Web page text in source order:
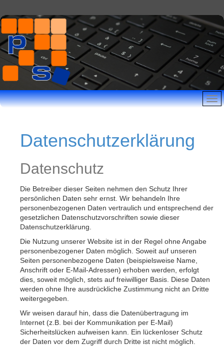
Datenschutzerklärung
Datenschutz
Die Betreiber dieser Seiten nehmen den Schutz Ihrer
persönlichen Daten sehr ernst. Wir behandeln Ihre
personenbezogenen Daten vertraulich und entsprechend der
gesetzlichen Datenschutzvorschriften sowie dieser
Datenschutzerklärung.
Die Nutzung unserer Website ist in der Regel ohne Angabe
personenbezogener Daten möglich. Soweit auf unseren
Seiten personenbezogene Daten (beispielsweise Name,
Anschrift oder E-Mail-Adressen) erhoben werden, erfolgt
dies, soweit möglich, stets auf freiwilliger Basis. Diese Daten
werden ohne Ihre ausdrückliche Zustimmung nicht an Dritte
weitergegeben.
Wir weisen darauf hin, dass die Datenübertragung im
Internet (z.B. bei der Kommunikation per E-Mail)
Sicherheitslücken aufweisen kann. Ein lückenloser Schutz
der Daten vor dem Zugriff durch Dritte ist nicht möglich.